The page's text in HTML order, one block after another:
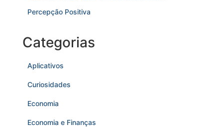
Percepção Positiva
Categorias
Aplicativos
Curiosidades
Economia
Economia e Finanças